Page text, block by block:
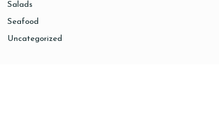
Salads
Seafood
Uncategorized